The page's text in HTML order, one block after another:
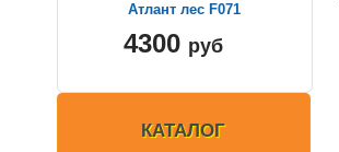
Атлант лес F071
4300 руб
КАТАЛОГ